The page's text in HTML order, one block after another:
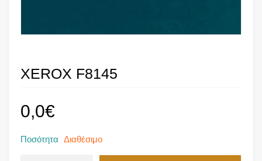
XEROX F8145
0,0€
Ποσότητα Διαθέσιμο